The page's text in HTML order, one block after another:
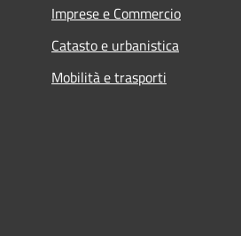
Imprese e Commercio
Catasto e urbanistica
Mobilità e trasporti